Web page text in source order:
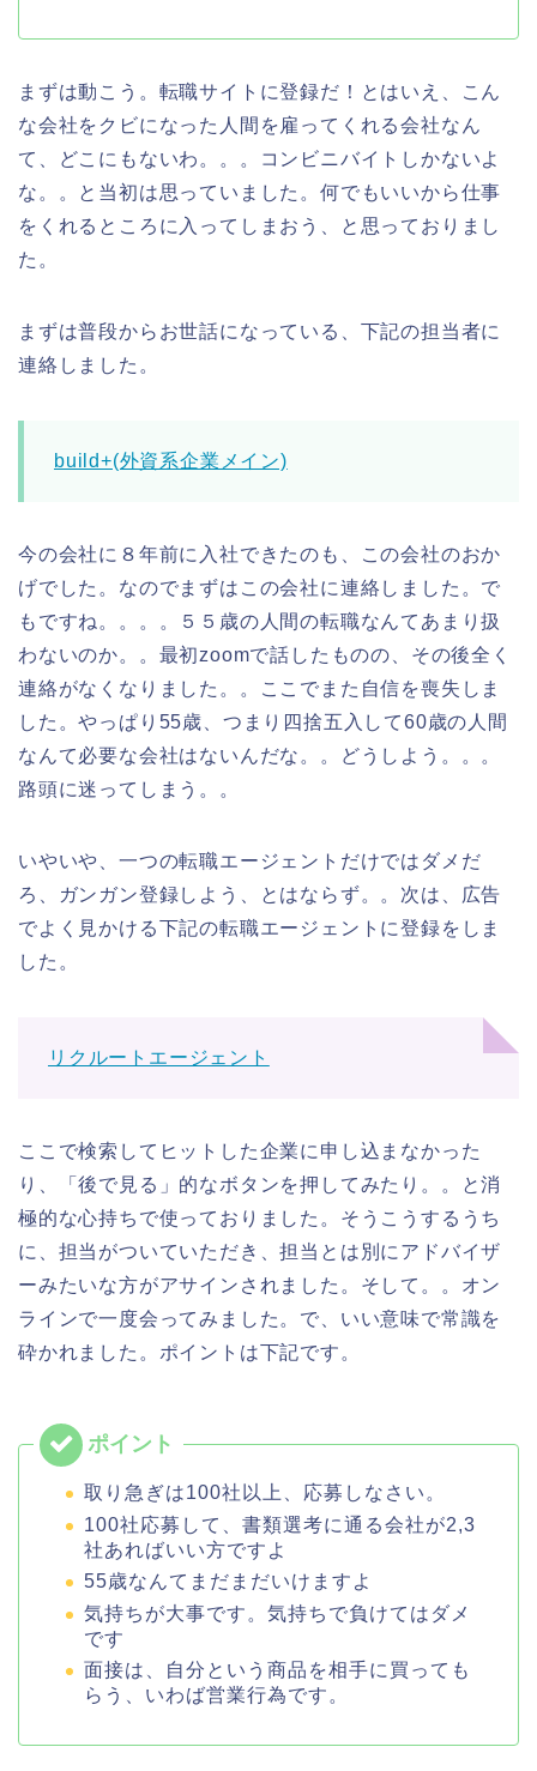
まずは動こう。転職サイトに登録だ！とはいえ、こん
な会社をクビになった人間を雇ってくれる会社なん
て、どこにもないわ。。。コンビニバイトしかないよ
な。。と当初は思っていました。何でもいいから仕事
をくれるところに入ってしまおう、と思っておりまし
た。
まずは普段からお世話になっている、下記の担当者に
連絡しました。
build+(外資系企業メイン)
今の会社に８年前に入社できたのも、この会社のおか
げでした。なのでまずはこの会社に連絡しました。で
もですね。。。。５５歳の人間の転職なんてあまり扱
わないのか。。最初zoomで話したものの、その後全く
連絡がなくなりました。。ここでまた自信を喪失しま
した。やっぱり55歳、つまり四捨五入して60歳の人間
なんて必要な会社はないんだな。。どうしよう。。。
路頭に迷ってしまう。。
いやいや、一つの転職エージェントだけではダメだ
ろ、ガンガン登録しよう、とはならず。。次は、広告
でよく見かける下記の転職エージェントに登録をしま
した。
リクルートエージェント
ここで検索してヒットした企業に申し込まなかった
り、「後で見る」的なボタンを押してみたり。。と消
極的な心持ちで使っておりました。そうこうするうち
に、担当がついていただき、担当とは別にアドバイザ
ーみたいな方がアサインされました。そして。。オン
ラインで一度会ってみました。で、いい意味で常識を
砕かれました。ポイントは下記です。
取り急ぎは100社以上、応募しなさい。
100社応募して、書類選考に通る会社が2,3
社あればいい方ですよ
55歳なんてまだまだいけますよ
気持ちが大事です。気持ちで負けてはダメ
です
面接は、自分という商品を相手に買っても
らう、いわば営業行為です。